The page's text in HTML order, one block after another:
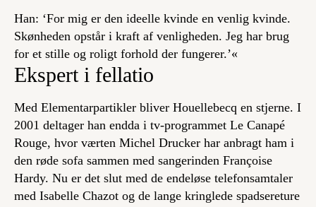
Han: ‘For mig er den ideelle kvinde en venlig kvinde.
Skønheden opstår i kraft af venligheden. Jeg har brug
for et stille og roligt forhold der fungerer.’«
Ekspert i fellatio
Med Elementarpartikler bliver Houellebecq en stjerne. I
2001 deltager han endda i tv-programmet Le Canapé
Rouge, hvor værten Michel Drucker har anbragt ham i
den røde sofa sammen med sangerinden Françoise
Hardy. Nu er det slut med de endeløse telefonsamtaler
med Isabelle Chazot og de lange kringlede spadsereture